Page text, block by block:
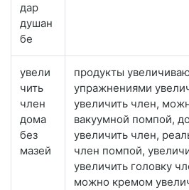
дар
душан
бе
увели
чить
член
дома
без
мазей
продукты
упражнениями
увеличить член,
вакуумной помпой,
увеличить член,
член помпой,
увеличить головку
можно кремом